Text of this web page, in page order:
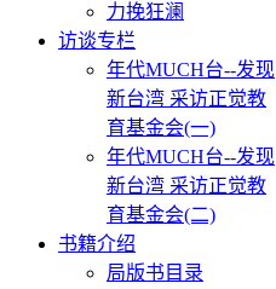
力挽狂澜
访谈专栏
年代MUCH台--发现
新台湾 采访正觉教
育基金会(一)
年代MUCH台--发现
新台湾 采访正觉教
育基金会(二)
书籍介绍
局版书目录